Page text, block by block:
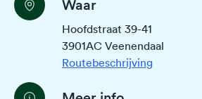
Waar
Hoofdstraat 39-41
3901AC Veenendaal
Routebeschrijving